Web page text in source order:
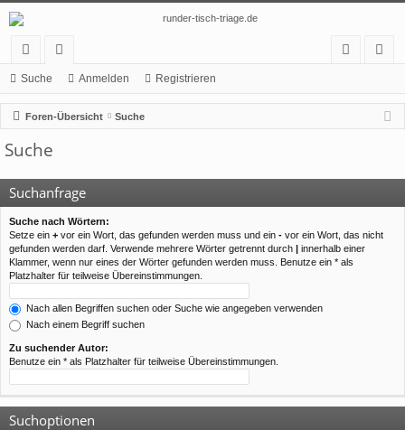
ch
ne
llz
ug
rif
f
en
m
el
ist
rie
Suche Anmelden Registrieren
Foren-Übersicht Suche
Suche
Suchanfrage
Suche nach Wörtern:
Setze ein + vor ein Wort, das gefunden werden muss und ein - vor ein Wort, das nicht
gefunden werden darf. Verwende mehrere Wörter getrennt durch | innerhalb einer
Klammer, wenn nur eines der Wörter gefunden werden muss. Benutze ein * als
Platzhalter für teilweise Übereinstimmungen.
Nach allen Begriffen suchen oder Suche wie angegeben verwenden
Nach einem Begriff suchen
Zu suchender Autor:
Benutze ein * als Platzhalter für teilweise Übereinstimmungen.
Suchoptionen